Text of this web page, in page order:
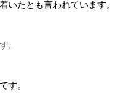
いたとも言われています。
。
す。